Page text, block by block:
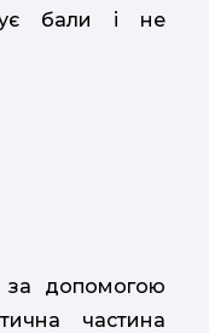
бали і не
за допомогою
частина